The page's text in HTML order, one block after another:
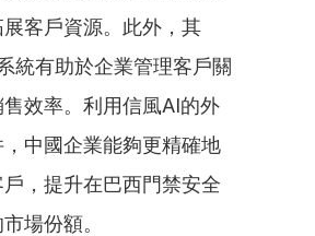
客戶資源。此外，其
統有助於企業管理客戶關
效率。利用信風AI的外
中國企業能夠更精確地
，提升在巴西門禁安全
場份額。